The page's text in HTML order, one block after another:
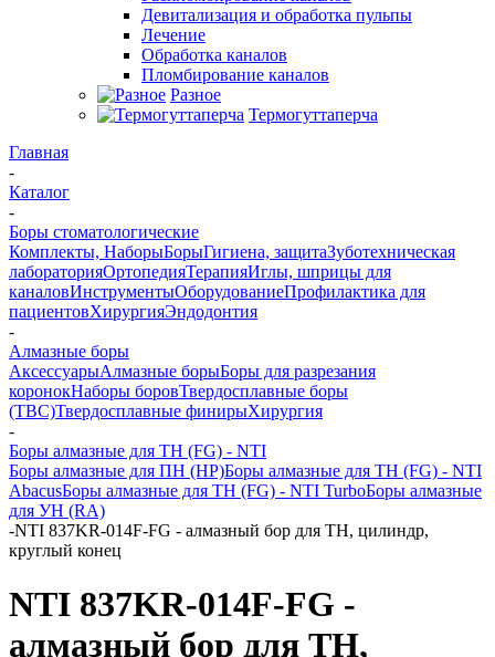
Девитализация и обработка пульпы
Лечение
Обработка каналов
Пломбирование каналов
Разное
Термогуттаперча
Главная
-
Каталог
-
Боры стоматологические
Комплекты, НаборыБорыГигиена, защитаЗуботехническая
лабораторияОртопедияТерапияИглы, шприцы для
каналовИнструментыОборудованиеПрофилактика для
пациентовХирургияЭндодонтия
-
Алмазные боры
АксессуарыАлмазные борыБоры для разрезания
коронокНаборы боровТвердосплавные боры
(ТВС)Твердосплавные финирыХирургия
-
Боры алмазные для ТН (FG) - NTI
Боры алмазные для ПН (HP)Боры алмазные для ТН (FG) - NTI
AbacusБоры алмазные для ТН (FG) - NTI TurboБоры алмазные
для УН (RA)
-NTI 837KR-014F-FG - алмазный бор для ТН, цилиндр,
круглый конец
NTI 837KR-014F-FG -
алмазный бор для ТН,